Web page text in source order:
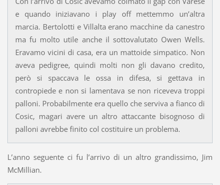
e quando iniziavano i play off mettemmo un’altra
marcia. Bertolotti e Villalta erano macchine da canestro
ma fu molto utile anche il sottovalutato Owen Wells.
Eravamo vicini di casa, era un mattoide simpatico. Non
aveva pedigree, quindi molti non gli davano credito,
però si spaccava le ossa in difesa, si gettava in
contropiede e non si lamentava se non riceveva troppi
palloni. Probabilmente era quello che serviva a fianco di
Cosic, magari avere un altro attaccante bisognoso di
palloni avrebbe finito col costituire un problema.
L’anno seguente ci fu l’arrivo di un altro grandissimo, Jim
McMillian.